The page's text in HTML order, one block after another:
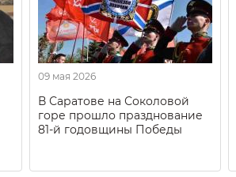
09 мая 2026
В Саратове на Соколовой
горе прошло празднование
81-й годовщины Победы